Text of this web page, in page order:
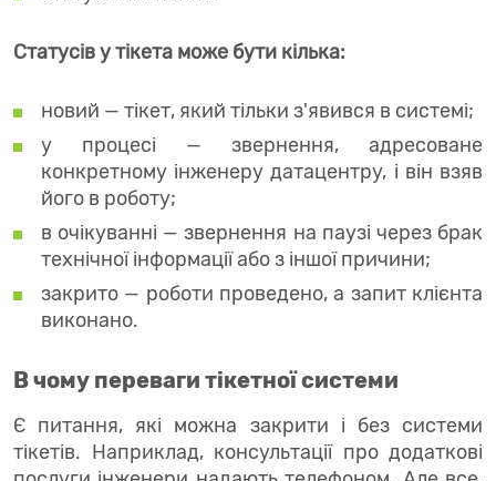
Статусів у тікета може бути кілька:
новий — тікет, який тільки з'явився в системі;
у процесі — звернення, адресоване
конкретному інженеру датацентру, і він взяв
його в роботу;
в очікуванні — звернення на паузі через брак
технічної інформації або з іншої причини;
закрито — роботи проведено, а запит клієнта
виконано.
В чому переваги тікетної системи
Є питання, які можна закрити і без системи
тікетів. Наприклад, консультації про додаткові